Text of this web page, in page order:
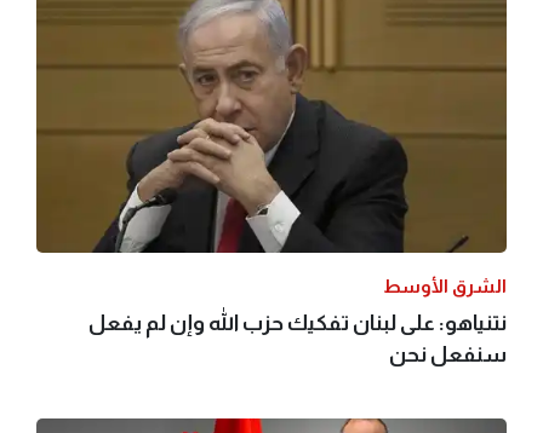
الشرق الأوسط
نتنياهو: على لبنان تفكيك حزب الله وإن لم يفعل
سنفعل نحن